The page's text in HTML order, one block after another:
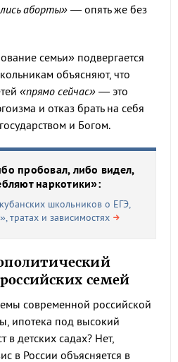
аборты» — опять же без
семьи» подвергается
объясняют, что
«прямо сейчас» — это
и отказ брать на себя
и Богом.
пробовал, либо видел,
наркотики»:
школьников о ЕГЭ,
тратах и зависимостях
семей
современной российской
ипотека под высокий
в детских садах? Нет,
в России объясняется в